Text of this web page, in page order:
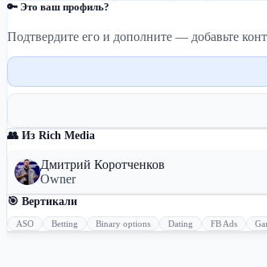
🔑 Это ваш профиль?
Подтвердите его и дополните — добавьте
👥 Из Rich Media
Дмитрий Коротченков
Owner
🎯 Вертикали
ASO Betting Binary options Dating FB Ads